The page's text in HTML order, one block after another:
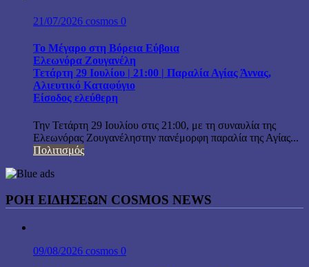
21/07/2026 cosmos 0
Το Μέγαρο στη Βόρεια Εύβοια
Ελεωνόρα Ζουγανέλη
Τετάρτη 29 Ιουλίου | 21:00 | Παραλία Αγίας Άννας,
Αλιευτικό Καταφύγιο
Είσοδος ελεύθερη
Την Τετάρτη 29 Ιουλίου στις 21:00, με τη συναυλία της
Ελεωνόρας Ζουγανέληστην πανέμορφη παραλία της Αγίας...
Πολιτισμός
ΡΟΗ ΕΙΔΗΣΕΩΝ COSMOS NEWS
09/08/2026 cosmos 0